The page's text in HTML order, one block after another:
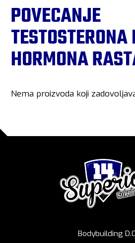
POVECANJE
TESTOSTERONA
HORMONA
Nema proizvoda koji
Bodybuilding